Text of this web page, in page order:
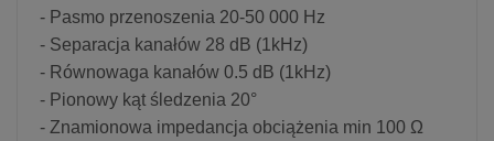
- Pasmo przenoszenia 20-50 000 Hz
- Separacja kanałów 28 dB (1kHz)
- Równowaga kanałów 0.5 dB (1kHz)
- Pionowy kąt śledzenia 20°
- Znamionowa impedancja obciążenia min 100 Ω